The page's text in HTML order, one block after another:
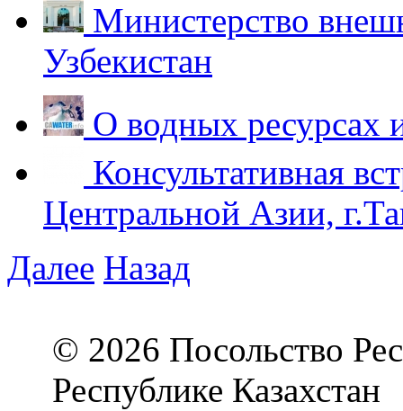
Министерство
Узбекистан
О водных ресурсах
Консультативная
Центральной Азии,
Далее Назад
© 2026 Посольство
Республике Казахстан